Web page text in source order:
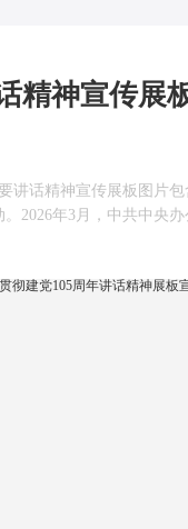
精神宣传展
讲话精神宣传展板图片
。2026年3月，中共中央